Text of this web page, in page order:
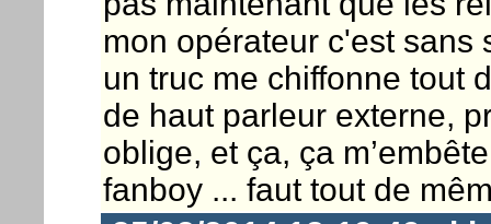
mon opérateur c'est sans
un truc me chiffonne tout
de haut parleur externe,
oblige, et ça, ça
fanboy ... faut tout de